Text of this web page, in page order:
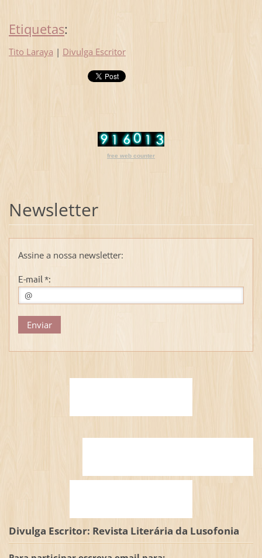
Etiquetas:
Tito Laraya | Divulga Escritor
free web counter
Newsletter
Assine a nossa newsletter:
E-mail *:
Divulga Escritor: Revista Literária da Lusofonia